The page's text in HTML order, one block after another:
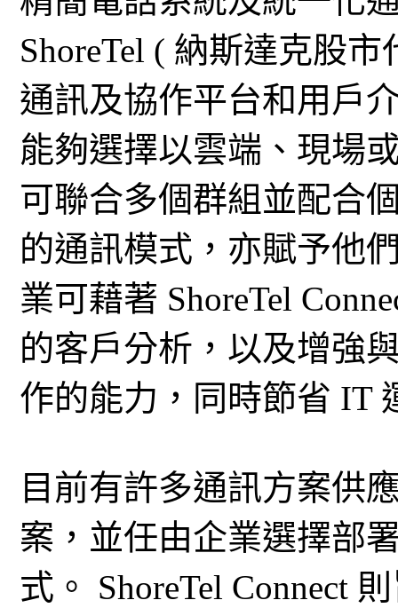
ShoreTel ( 納斯達克股
通訊及協作平台和用戶
能夠選擇以雲端、現場
可聯合多個群組並配合
的通訊模式，亦賦予他
業可藉著 ShoreTel
的客戶分析，以及增強
作的能力，同時節省 IT
目前有許多通訊方案供
案，並任由企業選擇部
式。 ShoreTel Connect